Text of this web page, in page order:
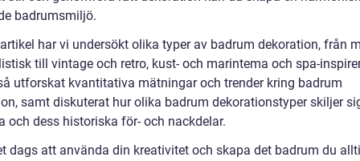
badrumsmiljö.
har vi undersökt olika typer av badrum dekoration, från
till vintage och retro, kust- och marintema och spa-
utforskat kvantitativa mätningar och trender kring badrum
samt diskuterat hur olika badrum dekorationstyper skiljer
och dess historiska för- och nackdelar.
dags att använda din kreativitet och skapa det badrum du